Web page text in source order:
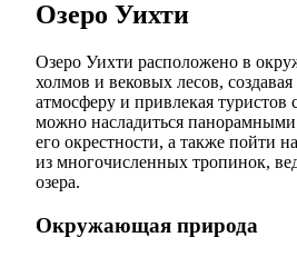
Озеро Уихти
Озеро Уихти расположено в
холмов и вековых лесов,
атмосферу и привлекая туристов
можно насладиться
его окрестности, а также пойти
из многочисленных тропинок,
озера.
Окружающая природа